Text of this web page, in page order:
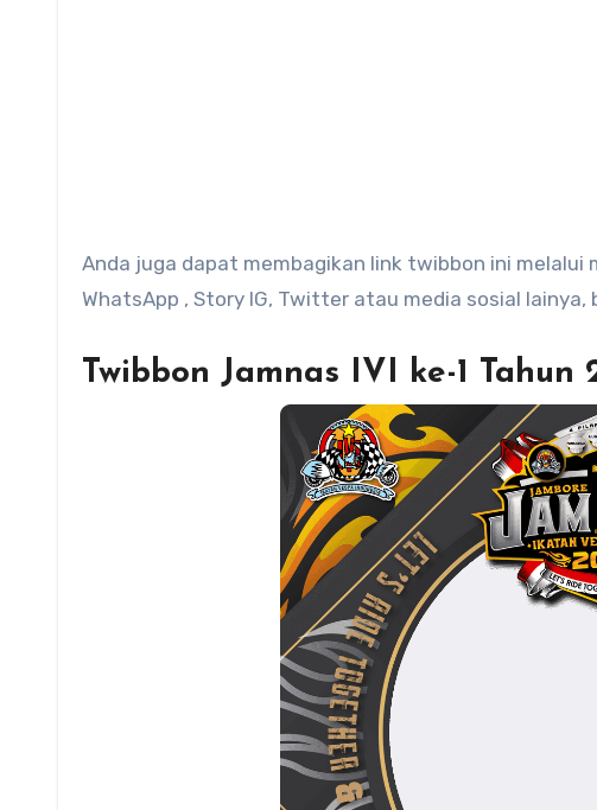
Anda juga dapat membagikan link twibbon ini melalui
WhatsApp , Story IG, Twitter atau media sosial
Twibbon Jamnas IVI ke-1 Tahun